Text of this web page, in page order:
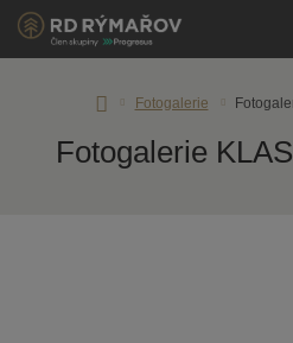
Fotogalerie
Fotogalerie